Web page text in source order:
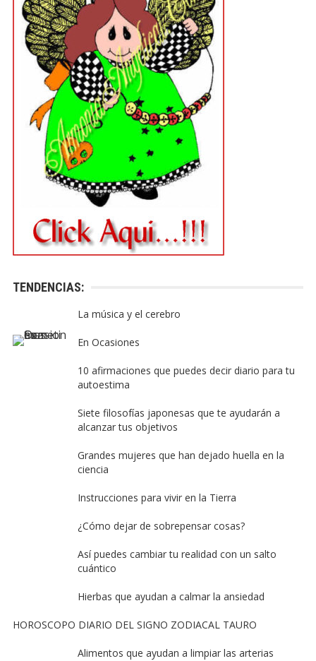
TENDENCIAS:
La música y el cerebro
En Ocasiones
10 afirmaciones que puedes decir diario para tu
autoestima
Siete filosofías japonesas que te ayudarán a
alcanzar tus objetivos
Grandes mujeres que han dejado huella en la
ciencia
Instrucciones para vivir en la Tierra
¿Cómo dejar de sobrepensar cosas?
Así puedes cambiar tu realidad con un salto
cuántico
Hierbas que ayudan a calmar la ansiedad
HOROSCOPO DIARIO DEL SIGNO ZODIACAL TAURO
Alimentos que ayudan a limpiar las arterias